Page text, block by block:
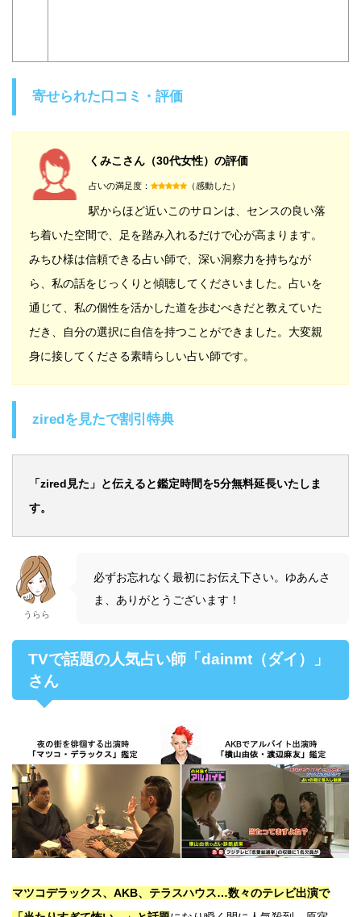
寄せられた口コミ・評価
くみこさん（30代女性）の評価
占いの満足度： （感動した）
駅からほど近いこのサロンは、センスの良い落
ち着いた空間で、足を踏み入れるだけで心が高まります。
みちひ様は信頼できる占い師で、深い洞察力を持ちなが
ら、私の話をじっくりと傾聴してくださいました。占いを
通じて、私の個性を活かした道を歩むべきだと教えていた
だき、自分の選択に自信を持つことができました。大変親
身に接してくださる素晴らしい占い師です。
ziredを見たで割引特典
「zired見た」と伝えると鑑定時間を5分無料延長いたしま
す。
うらら
必ずお忘れなく最初にお伝え下さい。ゆあんさ
ま、ありがとうございます！
TVで話題の人気占い師「dainmt（ダイ）」
さん
マツコデラックス、AKB、テラスハウス…数々のテレビ出演で